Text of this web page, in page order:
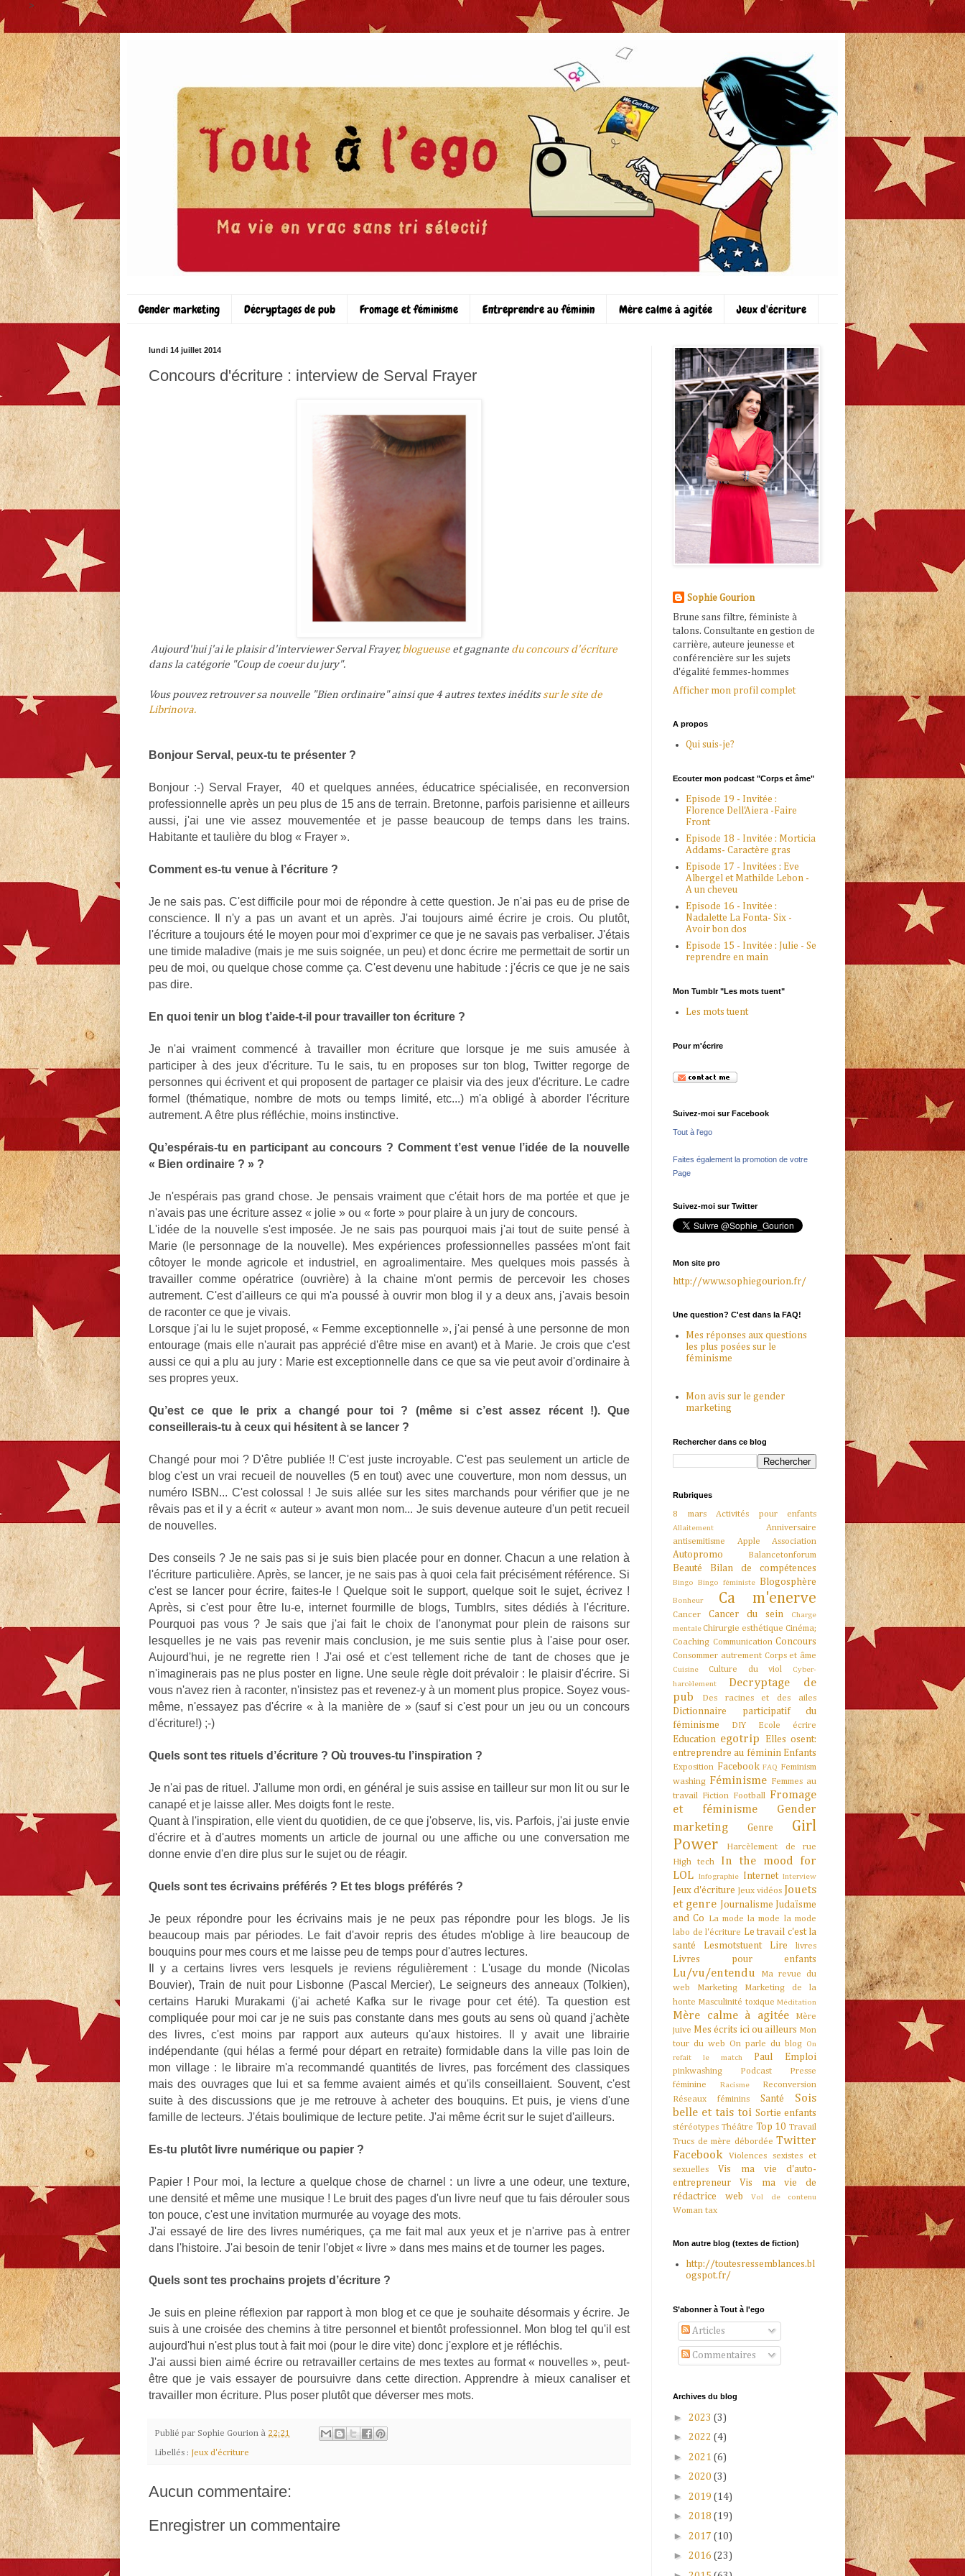
>
Gender marketing Décryptages de pub Fromage et féminisme Entreprendre au féminin Mère calme à agitée Jeux d'écriture
lundi 14 juillet 2014
Concours d'écriture : interview de Serval Frayer
Aujourd'hui j'ai le plaisir d'interviewer Serval Frayer, blogueuse et gagnante du concours d'écriture
dans la catégorie "Coup de coeur du jury".
Vous pouvez retrouver sa nouvelle "Bien ordinaire" ainsi que 4 autres textes inédits sur le site de
Librinova.
Bonjour Serval, peux-tu te présenter ?
Bonjour :-) Serval Frayer,
40 et quelques années, éducatrice spécialisée, en reconversion
professionnelle après un peu plus de 15 ans de terrain. Bretonne, parfois parisienne et ailleurs
aussi, j'ai une vie assez mouvementée et je passe beaucoup de temps dans les trains.
Habitante et taulière du blog « Frayer ».
Comment es-tu venue à l’écriture ?
Je ne sais pas. C'est difficile pour moi de répondre à cette question. Je n'ai pas eu de prise de
conscience. Il n'y a pas un avant et un après. J'ai toujours aimé écrire je crois. Ou plutôt,
l'écriture a toujours été le moyen pour moi d'exprimer ce que je ne savais pas verbaliser. J'étais
une timide maladive (mais je me suis soignée, un peu) et donc écrire me permettait de sortir un
peu de moi, ou quelque chose comme ça. C'est devenu une habitude : j'écris ce que je ne sais
pas dire.
En quoi tenir un blog t’aide-t-il pour travailler ton écriture ?
Je n'ai vraiment commencé à travailler mon écriture que lorsque je me suis amusée à
participer à des jeux d'écriture. Tu le sais, tu en proposes sur ton blog, Twitter regorge de
personnes qui écrivent et qui proposent de partager ce plaisir via des jeux d'écriture. Le cadre
formel (thématique, nombre de mots ou temps limité, etc...) m'a obligé à aborder l'écriture
autrement. A être plus réfléchie, moins instinctive.
Qu’espérais-tu en participant au concours ? Comment t’est venue l’idée de la nouvelle
« Bien ordinaire ? » ?
Je n'espérais pas grand chose. Je pensais vraiment que c'était hors de ma portée et que je
n'avais pas une écriture assez « jolie » ou « forte » pour plaire à un jury de concours.
L'idée de la nouvelle s'est imposée. Je ne sais pas pourquoi mais j'ai tout de suite pensé à
Marie (le personnage de la nouvelle). Mes expériences professionnelles passées m'ont fait
côtoyer le monde agricole et industriel, en agroalimentaire. Mes quelques mois passés à
travailler comme opératrice (ouvrière) à la chaine m'ont permis de percevoir les choses
autrement. C'est d'ailleurs ce qui m'a poussé à ouvrir mon blog il y a deux ans, j'avais besoin
de raconter ce que je vivais.
Lorsque j'ai lu le sujet proposé, « Femme exceptionnelle », j'ai pensé à une personne de mon
entourage (mais elle n'aurait pas apprécié d'être mise en avant) et à Marie. Je crois que c'est
aussi ce qui a plu au jury : Marie est exceptionnelle dans ce que sa vie peut avoir d'ordinaire à
ses propres yeux.
Qu’est ce que le prix a changé pour toi ? (même si c’est assez récent !). Que
conseillerais-tu à ceux qui hésitent à se lancer ?
Changé pour moi ? D'être publiée !! C'est juste incroyable. C'est pas seulement un article de
blog c'est un vrai recueil de nouvelles (5 en tout) avec une couverture, mon nom dessus, un
numéro ISBN... C'est colossal ! Je suis allée sur les sites marchands pour vérifier que je ne
rêvais pas et il y a écrit « auteur » avant mon nom... Je suis devenue auteure d'un petit recueil
de nouvelles.
Des conseils ? Je ne sais pas si je suis bien placée pour en donner. Chacun a une relation à
l'écriture particulière. Après, se lancer, je ne sais pas à quoi cela fait précisément référence. Si
c'est se lancer pour écrire, faites-le ! Quelque soit le support, quelque soit le sujet, écrivez !
Après, si c'est pour être lu-e, internet fourmille de blogs, Tumblrs, sites dédiés à l'écriture.
Pourquoi pas vous ? Je sais que j'ai fait le choix de l'anonymat pour plein de raisons sur
lesquelles je ne vais pas revenir mais conclusion, je me suis sentie plus à l'aise pour oser.
Aujourd'hui, je ne regrette rien ! J'ai osé et c'est tellement riche de tant de choses que je
n'imaginerais pas ne plus poster en ligne. Une seule règle doit prévaloir : le plaisir d'écrire. Si
vous n'avez rien à raconter, n'insistez pas et revenez-y à un moment plus propice. Soyez vous-
même, n'essayez pas d'écrire « à la manière de » (sauf si c'est pour un jeu ou un concours
d'écriture!) ;-)
Quels sont tes rituels d’écriture ? Où trouves-tu l’inspiration ?
Je n'ai pas de rituel. J'allume mon ordi, en général je suis assise en tailleur sur mon lit ou sur le
canapé et je laisse aller. Mes doigts font le reste.
Quant à l'inspiration, elle vient du quotidien, de ce que j'observe, lis, vis. Parfois, j'ai juste envie
d'écrire et à d'autres moments un article de journal ou une affiche ou une conversation me
donne envie d'en dire plus sur le sujet ou de réagir.
Quels sont tes écrivains préférés ? Et tes blogs préférés ?
Je peux répondre pour les écrivains mais je ne peux pas répondre pour les blogs. Je lis
beaucoup mais par périodes. Le fait d'avoir repris des études m'oblige à lire beaucoup de
bouquins pour mes cours et me laisse peu de temps pour d'autres lectures.
Il y a certains livres vers lesquels je reviens régulièrement : L'usage du monde (Nicolas
Bouvier), Train de nuit pour Lisbonne (Pascal Mercier), Le seigneurs des anneaux (Tolkien),
certains Haruki Murakami (j'ai acheté Kafka sur le rivage pour cet été). Ta question est
compliquée pour moi car je ne suis pas constante dans mes gouts au sens où quand j'achète
des livres, c'est moins par rapport aux auteurs qu'aux histoires. Il y avait une librairie
indépendante (qui hélas a fermé pour départ en retraite) formidable dans la ville pas loin de
mon village : le libraire m'a recommandé quantités de livres, pas forcément des classiques
mais des ouvrages que lui et sa femme avaient aimés et qu'ils conseillaient. Souvent, c'est
suite à des discussions que je me retrouve à acheter des bouquins. Et puis, je viens d'une
famille de lecteurs. J'étais boulimique de lecture petite. J'ai même écrit sur le sujet d'ailleurs.
Es-tu plutôt livre numérique ou papier ?
Papier ! Pour moi, la lecture a quelque chose de charnel : un livre a une odeur, une texture,
une densité et même une musique ! Le bruit des pages d'un livre neuf que tu fais dérouler sous
ton pouce, c'est une invitation murmurée au voyage des mots.
J'ai essayé de lire des livres numériques, ça me fait mal aux yeux et je n'arrive pas à entrer
dans l'histoire. J'ai besoin de tenir l'objet « livre » dans mes mains et de tourner les pages.
Quels sont tes prochains projets d’écriture ?
Je suis en pleine réflexion par rapport à mon blog et ce que je souhaite désormais y écrire. Je
suis à une croisée des chemins à titre personnel et bientôt professionnel. Mon blog tel qu'il est
aujourd'hui n'est plus tout à fait moi (pour le dire vite) donc j'explore et je réfléchis.
J'ai aussi bien aimé écrire ou retravailler certains de mes textes au format « nouvelles », peut-
être que je vais essayer de poursuivre dans cette direction. Apprendre à mieux canaliser et
travailler mon écriture. Plus poser plutôt que déverser mes mots.
Publié par Sophie Gourion à 22:21
Libellés : Jeux d'écriture
Aucun commentaire:
Enregistrer un commentaire
Sophie Gourion
Brune sans filtre, féministe à
talons. Consultante en gestion de
carrière, auteure jeunesse et
conférencière sur les sujets
d'égalité femmes-hommes
Afficher mon profil complet
A propos
Qui suis-je?
Ecouter mon podcast "Corps et âme"
Episode 19 - Invitée :
Florence Dell'Aiera -Faire
Front
Episode 18 - Invitée : Morticia
Addams- Caractère gras
Episode 17 - Invitées : Eve
Albergel et Mathilde Lebon -
A un cheveu
Episode 16 - Invitée :
Nadalette La Fonta- Six -
Avoir bon dos
Episode 15 - Invitée : Julie - Se
reprendre en main
Mon Tumblr "Les mots tuent"
Les mots tuent
Pour m'écrire
Suivez-moi sur Facebook
Tout à l'ego
Faites également la promotion de votre
Page
Suivez-moi sur Twitter
Mon site pro
http://www.sophiegourion.fr/
Une question? C'est dans la FAQ!
Mes réponses aux questions
les plus posées sur le
féminisme
Mon avis sur le gender
marketing
Rechercher dans ce blog
Rubriques
8 mars Activités pour enfants
Allaitement
Anniversaire
antisemitisme
Apple Association
Autopromo Balancetonforum
Beauté Bilan de compétences
Bingo Bingo féministe Blogosphère
Bonheur Ca m'enerve
Cancer Cancer du sein
Charge
mentaleChirurgie esthétique Cinéma;
Coaching Communication Concours
Consommer autrement Corps et âme
Cuisine Culture du viol
Cyber-
harcèlement
Decryptage de
pub
Des racines et des ailes
Dictionnaire participatif du
féminisme
DIY Ecole écrire
Education egotrip
Elles osent:
entreprendre au féminin Enfants
Exposition Facebook FAQ Feminism
washing Féminisme Femmes au
travail Fiction Football Fromage
et féminisme
Gender
marketing
Genre
Girl
Power
Harcèlement de rue
High tech
In the mood for
LOL
Infographie Internet Interview
Jeux d'écriture Jeux vidéos Jouets
et genre
Journalisme
Judaïsme
and Co
La mode la mode la mode
labo de l'écriture Le travail c'est la
santé
Lesmotstuent Lire livres
Livres pour enfants
Lu/vu/entendu
Ma revue du
web
Marketing
Marketing de la
honte Masculinité toxique Méditation
Mère calme à agitée
Mère
juive Mes écrits ici ou ailleurs Mon
tour du web On parle du blog
On
refait le match
Paul Emploi
pinkwashing Podcast
Presse
féminine
Racisme
Reconversion
Réseaux féminins
Santé
Sois
belle et tais toi Sortie enfants
stéréotypes Théâtre Top 10 Travail
Trucs de mère débordée Twitter
Facebook
Violences sexistes et
sexuelles
Vis ma vie d'auto-
entrepreneur
Vis ma vie de
rédactrice web
Vol de contenu
Woman tax
Mon autre blog (textes de fiction)
http://toutesressemblances.bl
ogspot.fr/
S’abonner à Tout à l'ego
Articles
Commentaires
Archives du blog
► 2023 (3)
► 2022 (4)
► 2021 (6)
► 2020 (3)
► 2019 (14)
► 2018 (19)
► 2017 (10)
► 2016 (23)